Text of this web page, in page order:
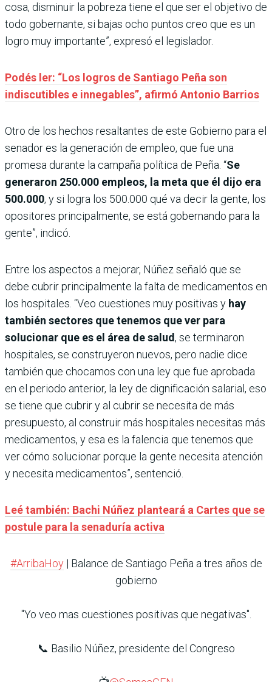
cosa, disminuir la pobreza tiene el que ser el objetivo de
todo gobernante, si bajas ocho puntos creo que es un
logro muy importante”, expresó el legislador.
Podés ler: “Los logros de Santiago Peña son
indiscutibles e innegables”, afirmó Antonio Barrios
Otro de los hechos resaltantes de este Gobierno para el
senador es la generación de empleo, que fue una
promesa durante la campaña política de Peña. “Se
generaron 250.000 empleos, la meta que él dijo era
500.000, y si logra los 500.000 qué va decir la gente, los
opositores principalmente, se está gobernando para la
gente”, indicó.
Entre los aspectos a mejorar, Núñez señaló que se
debe cubrir principalmente la falta de medicamentos en
los hospitales. “Veo cuestiones muy positivas y hay
también sectores que tenemos que ver para
solucionar que es el área de salud, se terminaron
hospitales, se construyeron nuevos, pero nadie dice
también que chocamos con una ley que fue aprobada
en el periodo anterior, la ley de dignificación salarial, eso
se tiene que cubrir y al cubrir se necesita de más
presupuesto, al construir más hospitales necesitas más
medicamentos, y esa es la falencia que tenemos que
ver cómo solucionar porque la gente necesita atención
y necesita medicamentos”, sentenció.
Leé también: Bachi Núñez planteará a Cartes que se
postule para la senaduría activa
#ArribaHoy| Balance de Santiago Peña a tres años de
gobierno
"Yo veo mas cuestiones positivas que negativas".
📞 Basilio Núñez, presidente del Congreso